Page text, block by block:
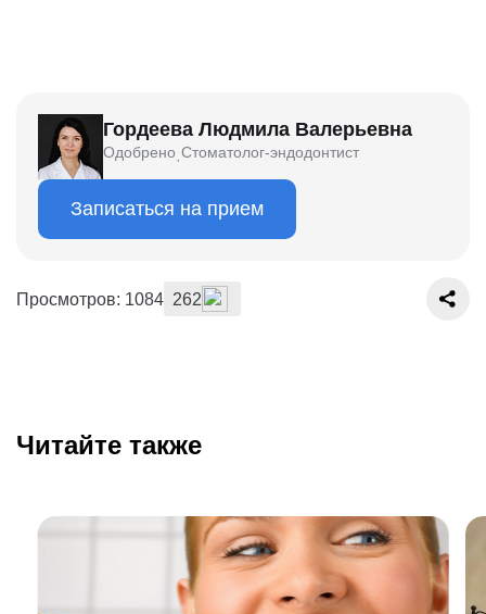
Гордеева Людмила Валерьевна
Одобрено·Стоматолог-эндодонтист
Записаться на прием
Просмотров: 1084 262
Читайте также